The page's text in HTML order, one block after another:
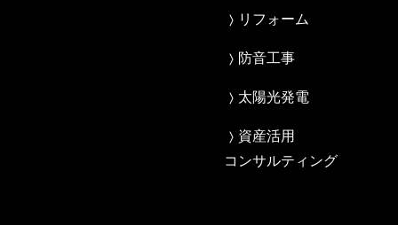
リフォーム
防音工事
太陽光発電
資産活用
コンサルティング